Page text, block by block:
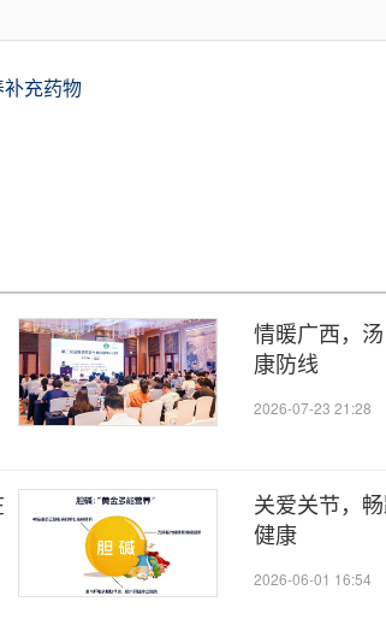
补充药物
情暖广西，
康防线
2026-07-23 21:28
关爱关节，
健康
2026-06-01 16:54